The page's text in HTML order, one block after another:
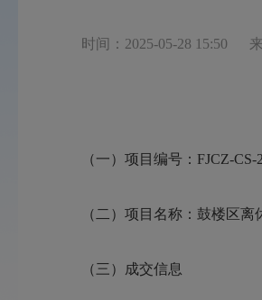
时间：2025-05-28 15:50
（一） 项目编号： FJCZ-CS-
（ 二 ） 项目名称：鼓楼区离
（三） 成交信息